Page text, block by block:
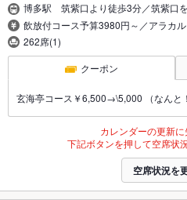
博多駅 筑紫口より徒歩3分／筑紫口
飲放付コース予算3980円～／アラカ
262席(1)
クーポン
玄海亭コース￥6,500→\5,000 （なんと
カレンダーの更新に
下記ボタンを押して空席状
空席状況を